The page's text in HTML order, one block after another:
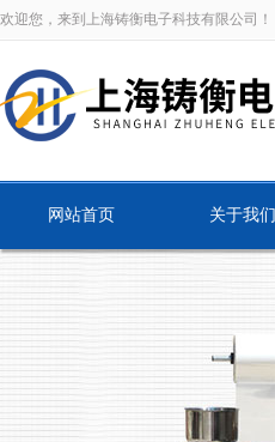
欢迎您，来到上海铸衡电子科技有限公司！
网站首页 关于我们